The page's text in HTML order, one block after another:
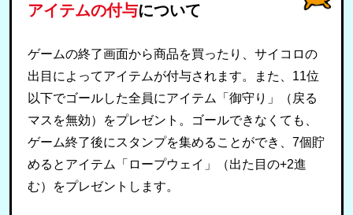
アイテムの付与について
ゲームの終了画面から商品を買ったり、サイコロの
出目によってアイテムが付与されます。また、11位
以下でゴールした全員にアイテム「御守り」（戻る
マスを無効）をプレゼント。ゴールできなくても、
ゲーム終了後にスタンプを集めることができ、7個貯
めるとアイテム「ロープウェイ」（出た目の+2進
む）をプレゼントします。